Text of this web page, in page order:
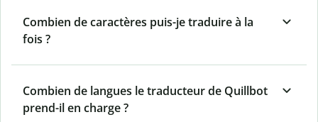
Combien de caractères puis-je traduire à la
fois ?
Combien de langues le traducteur de Quillbot
prend-il en charge ?